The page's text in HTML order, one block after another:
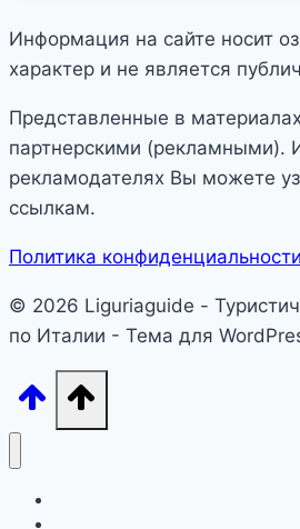
Информация на сайте носит
характер и не является
Представленные в
партнерскими (рекламными).
рекламодателях Вы можете
ссылкам.
Политика конфиденциальности
© 2026 Liguriaguide -
по Италии - Тема для